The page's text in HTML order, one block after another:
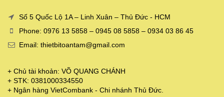
Số 5 Quốc Lộ 1A – Linh Xuân – Thủ Đức - HCM
Phone: 0976 13 5858 – 0945 08 5858 – 0934 03 86 45
Email: thietbitoantam@gmail.com
+ Chủ tài khoản: VÕ QUANG CHÁNH
+ STK: 0381000334550
+ Ngân hàng VietCombank - Chi nhánh Thủ Đức.